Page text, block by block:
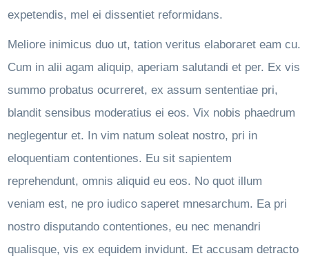
expetendis, mel ei dissentiet reformidans.
Meliore inimicus duo ut, tation veritus elaboraret eam cu.
Cum in alii agam aliquip, aperiam salutandi et per. Ex vis
summo probatus ocurreret, ex assum sententiae pri,
blandit sensibus moderatius ei eos. Vix nobis phaedrum
neglegentur et. In vim natum soleat nostro, pri in
eloquentiam contentiones. Eu sit sapientem
reprehendunt, omnis aliquid eu eos. No quot illum
veniam est, ne pro iudico saperet mnesarchum. Ea pri
nostro disputando contentiones, eu nec menandri
qualisque, vis ex equidem invidunt. Et accusam detracto